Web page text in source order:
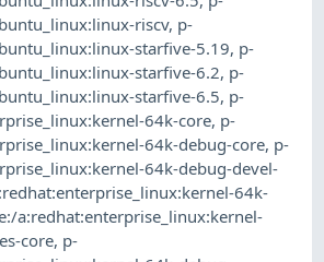
riscv, p-
starfive-5.19, p-
starfive-6.2, p-
starfive-6.5, p-
64k-core, p-
64k-debug-core, p-
64k-debug-devel-
64k-
a:redhat:enterprise_linux:kernel-
core, p-